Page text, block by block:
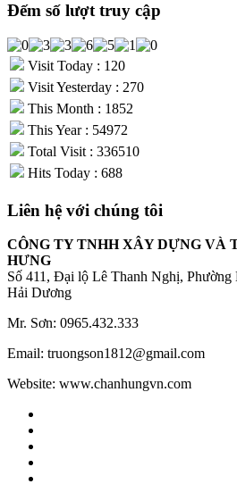
Đếm số lượt truy cập
Visit Today : 120
Visit Yesterday : 270
This Month : 1852
This Year : 54972
Total Visit : 336510
Hits Today : 688
Liên hệ với chúng tôi
CÔNG TY TNHH XÂY DỰNG VÀ
HƯNG
Số 411, Đại lộ Lê Thanh Nghị,
Hải Dương
Mr. Sơn: 0965.432.333
Email: truongson1812@gmail.com
Website: www.chanhungvn.com